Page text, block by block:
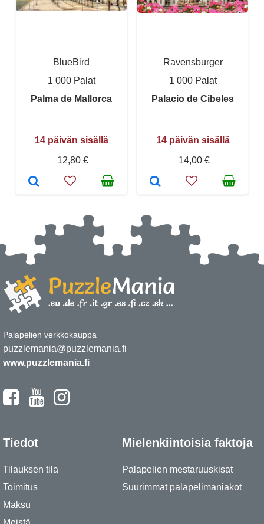
BlueBird
1 000 Palat
Palma de Mallorca
14 päivän sisällä
12,80 €
Ravensburger
1 000 Palat
Palacio de Cibeles
14 päivän sisällä
14,00 €
Palapelien verkkokauppa
puzzlemania@puzzlemania.fi
www.puzzlemania.fi
Tiedot
Tilauksen tila
Toimitus
Maksu
Mielenkiintoisia faktoja
Palapelien mestaruuskisat
Suurimmat palapelimaniakot